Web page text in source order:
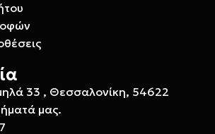
33 , Θεσσαλονίκη, 54622
μας.